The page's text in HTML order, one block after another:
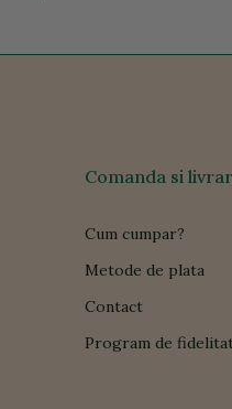
Comanda si
Cum cumpar?
Metode de plata
Contact
Program de